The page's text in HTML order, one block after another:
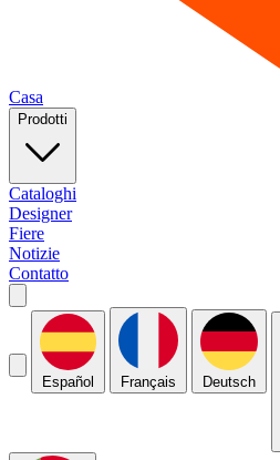
Casa
Prodotti
Cataloghi
Designer
Fiere
Notizie
Contatto
Español Français Deutsch